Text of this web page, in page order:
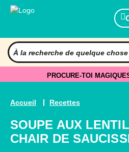
PROCURE-TOI
Accueil Recettes
SOUPE AUX
CHAIR DE